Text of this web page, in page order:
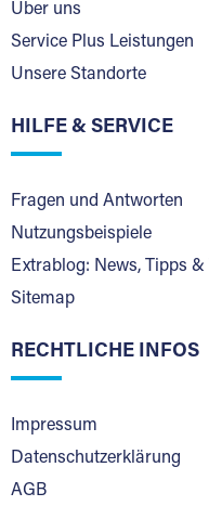
Über uns
Service Plus Leistungen
Unsere Standorte
HILFE & SERVICE
Fragen und Antworten
Nutzungsbeispiele
Extrablog: News, Tipps &
Sitemap
RECHTLICHE INFOS
Impressum
Datenschutzerklärung
AGB